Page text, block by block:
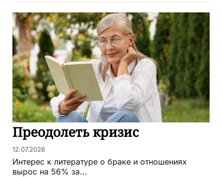
Преодолеть кризис
12.07.2026
Интерес к литературе о браке и отношениях
вырос на 56% за...